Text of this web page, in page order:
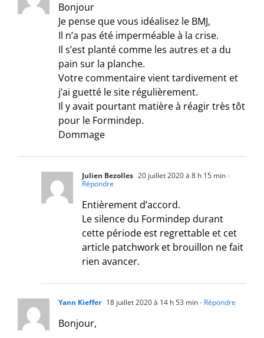
Bonjour
Je pense que vous idéalisez le BMJ,
Il n’a pas été imperméable à la crise.
Il s’est planté comme les autres et a du
pain sur la planche.
Votre commentaire vient tardivement et
j’ai guetté le site régulièrement.
Il y avait pourtant matière à réagir très tôt
pour le Formindep.
Dommage
Julien Bezolles 20 juillet 2020 à 8 h 15 min-
Répondre
Entièrement d’accord.
Le silence du Formindep durant
cette période est regrettable et cet
article patchwork et brouillon ne fait
rien avancer.
Yann Kieffer 18 juillet 2020 à 14 h 53 min- Répondre
Bonjour,